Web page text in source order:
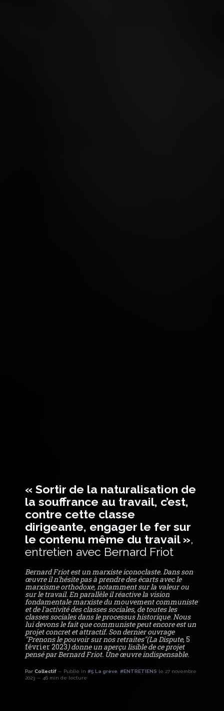
« Sortir de la naturalisation de
la souffrance au travail, c’est,
contre cette classe
dirigeante, engager le fer sur
le contenu même du travail »,
entretien avec Bernard Friot
Bernard Friot est un marxiste iconoclaste. Dans son
œuvre il n'hésite pas à prendre des écarts avec le
marxisme orthodoxe, notamment sur la valeur ou
sur le travail. En parallèle il réactive la vision
fondamentale marxiste du mouvement communiste
et de l'activité des classes sociales, de toutes les
classes sociales dans le processus historique. Nous
lui devons le fait que communiste peut encore est un
projet concret et attractif. Son dernier ouvrage
"Prenons le pouvoir sur nos retraites"(La Dispute, 5
février 2023) donne un aperçu lisible de ce projet
pensé par Bernard Friot. Une œuvre indispensable.
Par Collectif Publié in #5 La grève #ENTRETIENS le 27 novembre
2023
46 min de lecture